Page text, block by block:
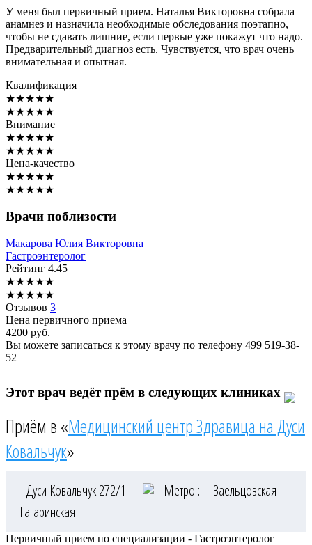
У меня был первичный прием. Наталья Викторовна собрала
анамнез и назначила необходимые обследования поэтапно,
чтобы не сдавать лишние, если первые уже покажут что надо.
Предварительный диагноз есть. Чувствуется, что врач очень
внимательная и опытная.
Квалификация
★★★★★
★★★★★
Внимание
★★★★★
★★★★★
Цена-качество
★★★★★
★★★★★
Врачи поблизости
Макарова Юлия Викторовна
Гастроэнтеролог
Рейтинг 4.45
★★★★★
★★★★★
Отзывов 3
Цена первичного приема
4200 руб.
Вы можете записаться к этому врачу по телефону 499 519-38-
52
Этот врач ведёт прём в следующих клиниках
Приём в «Медицинский центр Здравица на Дуси
Ковальчук»
Дуси Ковальчук 272/1 Метро :
Заельцовская
Гагаринская
Первичный прием по специализации - Гастроэнтеролог